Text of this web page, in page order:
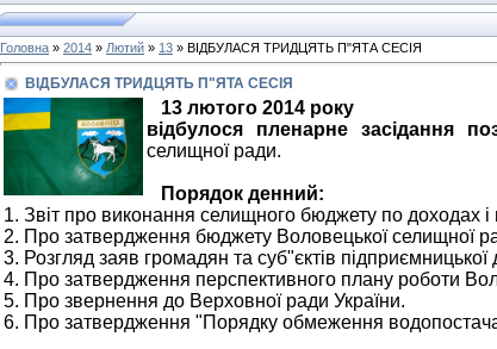
Головна » 2014 » Лютий » 13 » ВІДБУЛАСЯ ТРИДЦЯТЬ П"ЯТА СЕСІЯ
ВІДБУЛАСЯ ТРИДЦЯТЬ П"ЯТА СЕСІЯ
13 лютого 2014 року
відбулося пленарне засідання
селищної ради.
Порядок денний:
1. Звіт про виконання селищного бюджету по доходах і
2. Про затвердження бюджету Воловецької селищної
3. Розгляд заяв громадян та суб"єктів підприємницької
4. Про затвердження перспективного плану роботи
5. Про звернення до Верховної ради України.
6. Про затвердження "Порядку обмеження